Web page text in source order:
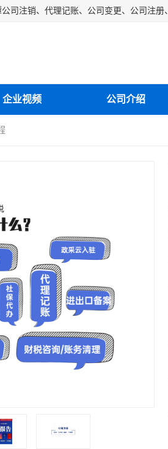
企业视频 公司介绍